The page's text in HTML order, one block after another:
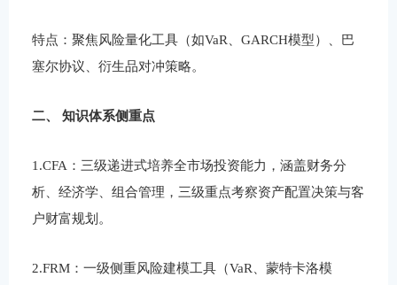
特点：聚焦风险量化工具（如VaR、GARCH模型）、巴
塞尔协议、衍生品对冲策略。
二、 ‌知识体系侧重点‌
1.‌CFA‌：三级递进式培养‌全市场投资能力‌，涵盖财务分
析、经济学、组合管理，三级重点考察‌资产配置决策‌与客
户财富规划。
2.‌FRM‌：一级侧重‌风险建模工具‌（VaR、蒙特卡洛模